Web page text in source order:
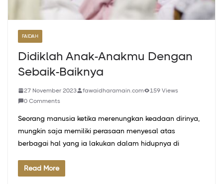
FAIDAH
Didiklah Anak-Anakmu Dengan
Sebaik-Baiknya
27 November 2023 fawaidharamain.com
159 Views
0 Comments
Seorang manusia ketika merenungkan keadaan dirinya,
mungkin saja memiliki perasaan menyesal atas
berbagai hal yang ia lakukan dalam hidupnya di
Read More